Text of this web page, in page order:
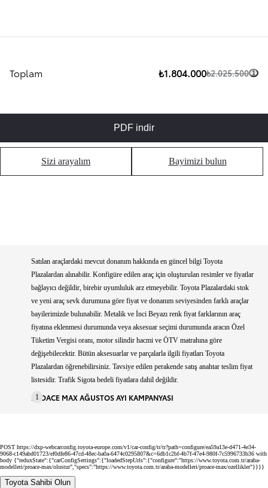
Toplam ₺1.804.000₺2.025.500 1
PDF indir
Sizi arayalım Bayimizi bulun
Satılan araçlardaki mevcut donanım hakkında en güncel bilgi Toyota
Plazalardan alınabilir. Konfigüre edilen araç için oluşturulan resimler ve fiyatlar
bağlayıcı değildir, birebir uyumluluk arz etmeyebilir. Toyota Plazalardaki stok
ve yeni araç sevk durumuna göre fiyat ve donanım seviyesinden farklı araçlar
bayilerimizde bulunabilir. Metalik ve İnci Beyazı renk fiyat farklarının araç
fiyatına eklenmesi durumunda veya aksesuar seçimi durumunda aracın Özel
Tüketim Vergisi oranı, motor silindir hacmi ve ÖTV matrahına göre
değişebilecektir. Bütün aksesuarlar ve parçalarla ilgili fiyatları Toyota
Plazalardan öğrenebilirsiniz. Tavsiye edilen perakende satış anahtar teslim fiyat
listesidir. Trafik Sigota bedeli fiyatlara dahil değildir.
1
PROACE MAX AĞUSTOS AYI KAMPANYASI
POST https://dxp-webcarconfig.toyota-europe.com/v1/car-config/tr/tr?path=configure/ea59a13e-d471-4e34-
9068-c149abd01723/ef0dfe86-47cd-48ec-ba0a-6474c0295807&c=6db1c2bf-4b7f-47e4-980f-7c5996733b36 with
body {"reduxState":{"carConfigSettings":{"loadedStepUrls":{"configure":"https://www.toyota.com.tr/araba-
modelleri/proace-max/olustur","specs":"https://www.toyota.com.tr/araba-modelleri/proace-max/ozellikler"}}}}
Toyota Sahibi Olun